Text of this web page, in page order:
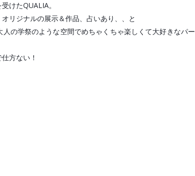
けたQUALIA。
リジナルの展示＆作品、占いあり、、と
の学祭のような空間でめちゃくちゃ楽しくて大好きなパー
方ない！